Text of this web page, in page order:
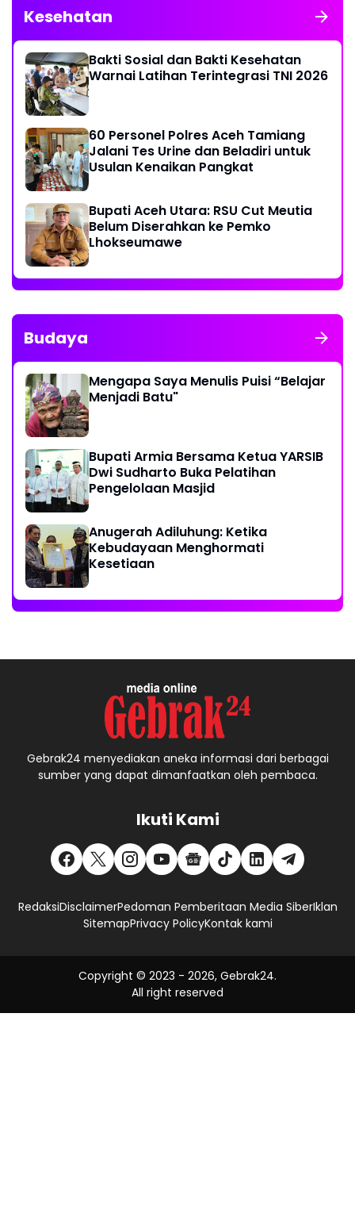
Kesehatan
Bakti Sosial dan Bakti Kesehatan
Warnai Latihan Terintegrasi TNI 2026
60 Personel Polres Aceh Tamiang
Jalani Tes Urine dan Beladiri untuk
Usulan Kenaikan Pangkat
Bupati Aceh Utara: RSU Cut Meutia
Belum Diserahkan ke Pemko
Lhokseumawe
Budaya
Mengapa Saya Menulis Puisi “Belajar
Menjadi Batu"
Bupati Armia Bersama Ketua YARSIB
Dwi Sudharto Buka Pelatihan
Pengelolaan Masjid
Anugerah Adiluhung: Ketika
Kebudayaan Menghormati
Kesetiaan
Gebrak24 menyediakan aneka informasi dari berbagai
sumber yang dapat dimanfaatkan oleh pembaca.
Ikuti Kami
RedaksiDisclaimerPedoman Pemberitaan Media SiberIklan
SitemapPrivacy PolicyKontak kami
Copyright © 2023 - 2026, Gebrak24.
All right reserved